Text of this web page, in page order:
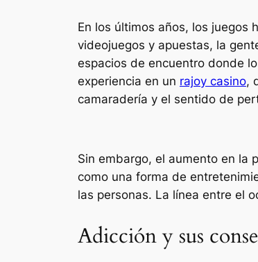
En los últimos años, los juegos
videojuegos y apuestas, la
espacios de encuentro donde
experiencia en un rajoy casino,
camaradería y el sentido de
Sin embargo, el aumento en la
como una forma de
las personas. La línea entre el
Adicción y sus